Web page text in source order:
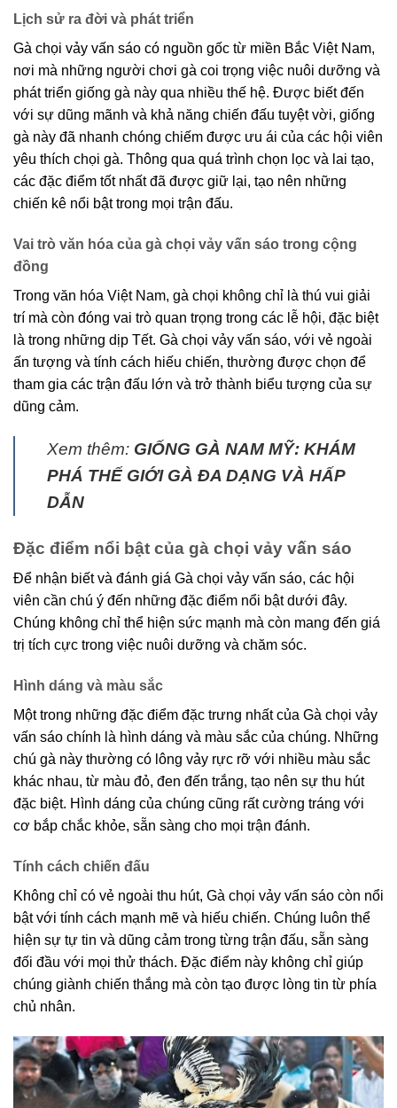
Lịch sử ra đời và phát triển
Gà chọi vảy vấn sáo có nguồn gốc từ miền Bắc Việt Nam,
nơi mà những người chơi gà coi trọng việc nuôi dưỡng và
phát triển giống gà này qua nhiều thế hệ. Được biết đến
với sự dũng mãnh và khả năng chiến đấu tuyệt vời, giống
gà này đã nhanh chóng chiếm được ưu ái của các hội viên
yêu thích chọi gà. Thông qua quá trình chọn lọc và lai tạo,
các đặc điểm tốt nhất đã được giữ lại, tạo nên những
chiến kê nổi bật trong mọi trận đấu.
Vai trò văn hóa của gà chọi vảy vấn sáo trong cộng
đồng
Trong văn hóa Việt Nam, gà chọi không chỉ là thú vui giải
trí mà còn đóng vai trò quan trọng trong các lễ hội, đặc biệt
là trong những dịp Tết. Gà chọi vảy vấn sáo, với vẻ ngoài
ấn tượng và tính cách hiếu chiến, thường được chọn để
tham gia các trận đấu lớn và trở thành biểu tượng của sự
dũng cảm.
Xem thêm: GIỐNG GÀ NAM MỸ: KHÁM
PHÁ THẾ GIỚI GÀ ĐA DẠNG VÀ HẤP
DẪN
Đặc điểm nổi bật của gà chọi vảy vấn sáo
Để nhận biết và đánh giá Gà chọi vảy vấn sáo, các hội
viên cần chú ý đến những đặc điểm nổi bật dưới đây.
Chúng không chỉ thể hiện sức mạnh mà còn mang đến giá
trị tích cực trong việc nuôi dưỡng và chăm sóc.
Hình dáng và màu sắc
Một trong những đặc điểm đặc trưng nhất của Gà chọi vảy
vấn sáo chính là hình dáng và màu sắc của chúng. Những
chú gà này thường có lông vảy rực rỡ với nhiều màu sắc
khác nhau, từ màu đỏ, đen đến trắng, tạo nên sự thu hút
đặc biệt. Hình dáng của chúng cũng rất cường tráng với
cơ bắp chắc khỏe, sẵn sàng cho mọi trận đánh.
Tính cách chiến đấu
Không chỉ có vẻ ngoài thu hút, Gà chọi vảy vấn sáo còn nổi
bật với tính cách mạnh mẽ và hiếu chiến. Chúng luôn thể
hiện sự tự tin và dũng cảm trong từng trận đấu, sẵn sàng
đối đầu với mọi thử thách. Đặc điểm này không chỉ giúp
chúng giành chiến thắng mà còn tạo được lòng tin từ phía
chủ nhân.